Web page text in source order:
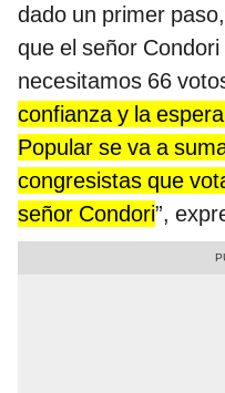
dado un primer
que el señor
necesitamos 66
confianza y la
Popular se va a
congresistas que
señor Condori”,